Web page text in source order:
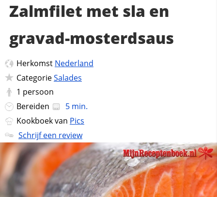
Zalmfilet met sla en
gravad-mosterdsaus
Herkomst Nederland
CategorieSalades
1 persoon
Bereiden
5 min.
Kookboek van Pics
Schrijf een review